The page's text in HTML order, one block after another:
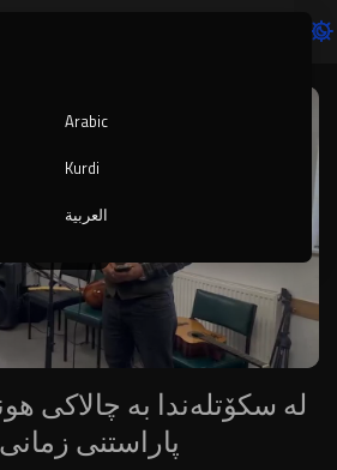
auto
لە سکۆتلەندا بە چالاکی
پاراستنی
Arabic
Kurdi
العربية